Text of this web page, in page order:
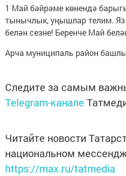
1 Май бәйрәме көнендә
тынычлык, уңышлар телим.
белән сезне! Беренче Май
Арча муниципаль район
Следите за самым
Telegram-канале
Читайте новости
национальном
https://max.ru/tatmedia